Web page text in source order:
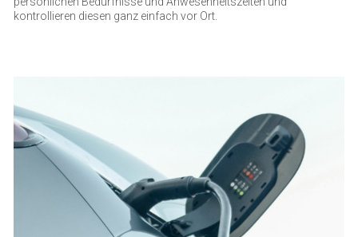
kontrollieren diesen ganz einfach vor Ort.